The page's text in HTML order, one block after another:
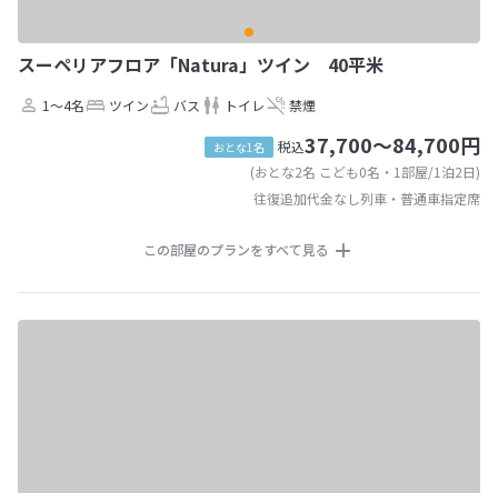
スーペリアフロア「Natura」ツイン 40平米
1～4名 ツイン バス トイレ 禁煙
おとな1名 税込37,700～84,700円
(おとな2名 こども0名・1部屋/1泊2日)
往復追加代金なし列車・普通車指定席
この部屋のプランをすべて見る